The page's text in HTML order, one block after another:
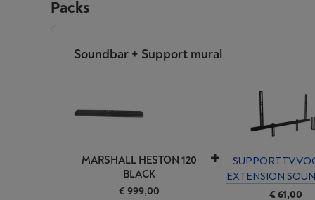
Packs
Soundbar + Support mural
MARSHALL HESTON 120
BLACK
€ 999,00
SUPPORT TV
EXTENSION
€ 61,00